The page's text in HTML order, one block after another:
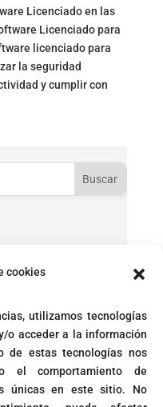
cookies
utilizamos tecnologías
o acceder a la información
de estas tecnologías nos
el comportamiento de
únicas en este sitio. No
Licenciado en las
Licenciado para
licenciado para
la seguridad
y cumplir con
Buscar
11 24H2
políticas de acceso